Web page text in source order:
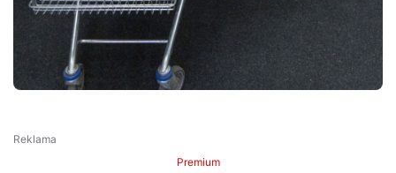
Premium